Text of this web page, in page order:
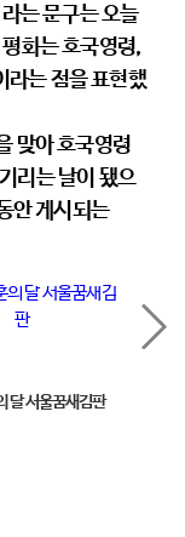
는 문구는 오늘
화는 호국영령,
라는 점을 표현했
맞아 호국영령
리는 날이 됐으
안 게시되는
달 서울꿈새김판